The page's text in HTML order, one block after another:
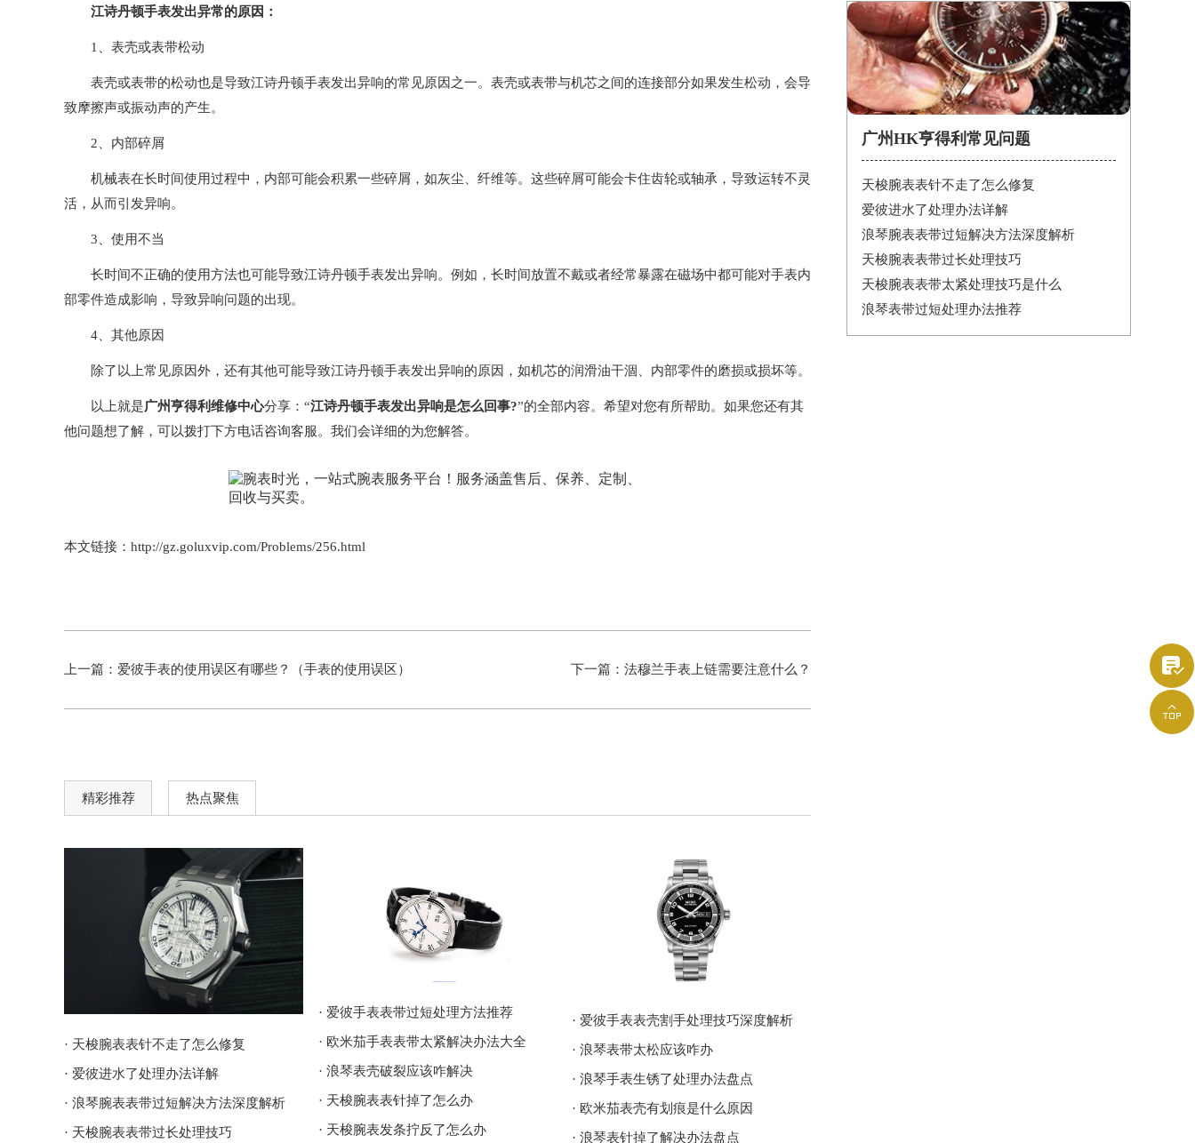
江诗丹顿手表发出异常的原因：
1、表壳或表带松动
表壳或表带的松动也是导致江诗丹顿手表发出异响的常见原因之一。表壳或表带与机芯之间的连接部分如果发生松动，会导
致摩擦声或振动声的产生。
2、内部碎屑
机械表在长时间使用过程中，内部可能会积累一些碎屑，如灰尘、纤维等。这些碎屑可能会卡住齿轮或轴承，导致运转不灵
活，从而引发异响。
3、使用不当
长时间不正确的使用方法也可能导致江诗丹顿手表发出异响。例如，长时间放置不戴或者经常暴露在磁场中都可能对手表内
部零件造成影响，导致异响问题的出现。
4、其他原因
除了以上常见原因外，还有其他可能导致江诗丹顿手表发出异响的原因，如机芯的润滑油干涸、内部零件的磨损或损坏等。
以上就是广州亨得利维修中心分享：“江诗丹顿手表发出异响是怎么回事?”的全部内容。希望对您有所帮助。如果您还有其
他问题想了解，可以拨打下方电话咨询客服。我们会详细的为您解答。
本文链接：http://gz.goluxvip.com/Problems/256.html
上一篇： 爱彼手表的使用误区有哪些？（手表的使用误区） 下一篇： 法穆兰手表上链需要注意什么？
精彩推荐 热点聚焦
· 天梭腕表表针不走了怎么修复
· 爱彼进水了处理办法详解
· 浪琴腕表表带过短解决方法深度解析
· 天梭腕表表带过长处理技巧
· 爱彼手表表带过短处理方法推荐
· 欧米茄手表表带太紧解决办法大全
· 浪琴表壳破裂应该咋解决
· 天梭腕表表针掉了怎么办
· 天梭腕表发条拧反了怎么办
· 爱彼手表表壳割手处理技巧深度解析
· 浪琴表带太松应该咋办
· 浪琴手表生锈了处理办法盘点
· 欧米茄表壳有划痕是什么原因
· 浪琴表针掉了解决办法盘点
广州HK亨得利常见问题
天梭腕表表针不走了怎么修复
爱彼进水了处理办法详解
浪琴腕表表带过短解决方法深度解析
天梭腕表表带过长处理技巧
天梭腕表表带太紧处理技巧是什么
浪琴表带过短处理办法推荐

